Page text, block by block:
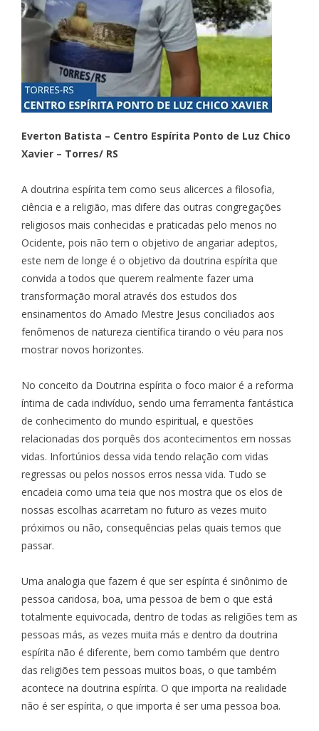
Everton Batista – Centro Espírita Ponto de Luz Chico
Xavier – Torres/ RS
A doutrina espírita tem como seus alicerces a filosofia,
ciência e a religião, mas difere das outras congregações
religiosos mais conhecidas e praticadas pelo menos no
Ocidente, pois não tem o objetivo de angariar adeptos,
este nem de longe é o objetivo da doutrina espírita que
convida a todos que querem realmente fazer uma
transformação moral através dos estudos dos
ensinamentos do Amado Mestre Jesus conciliados aos
fenômenos de natureza científica tirando o véu para nos
mostrar novos horizontes.
No conceito da Doutrina espírita o foco maior é a reforma
íntima de cada indivíduo, sendo uma ferramenta fantástica
de conhecimento do mundo espiritual, e questões
relacionadas dos porquês dos acontecimentos em nossas
vidas. Infortúnios dessa vida tendo relação com vidas
regressas ou pelos nossos erros nessa vida. Tudo se
encadeia como uma teia que nos mostra que os elos de
nossas escolhas acarretam no futuro as vezes muito
próximos ou não, consequências pelas quais temos que
passar.
Uma analogia que fazem é que ser espírita é sinônimo de
pessoa caridosa, boa, uma pessoa de bem o que está
totalmente equivocada, dentro de todas as religiões tem as
pessoas más, as vezes muita más e dentro da doutrina
espírita não é diferente, bem como também que dentro
das religiões tem pessoas muitos boas, o que também
acontece na doutrina espírita. O que importa na realidade
não é ser espírita, o que importa é ser uma pessoa boa.